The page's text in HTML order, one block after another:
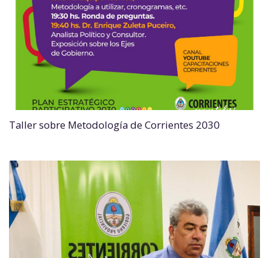
Taller sobre Metodología de Corrientes 2030